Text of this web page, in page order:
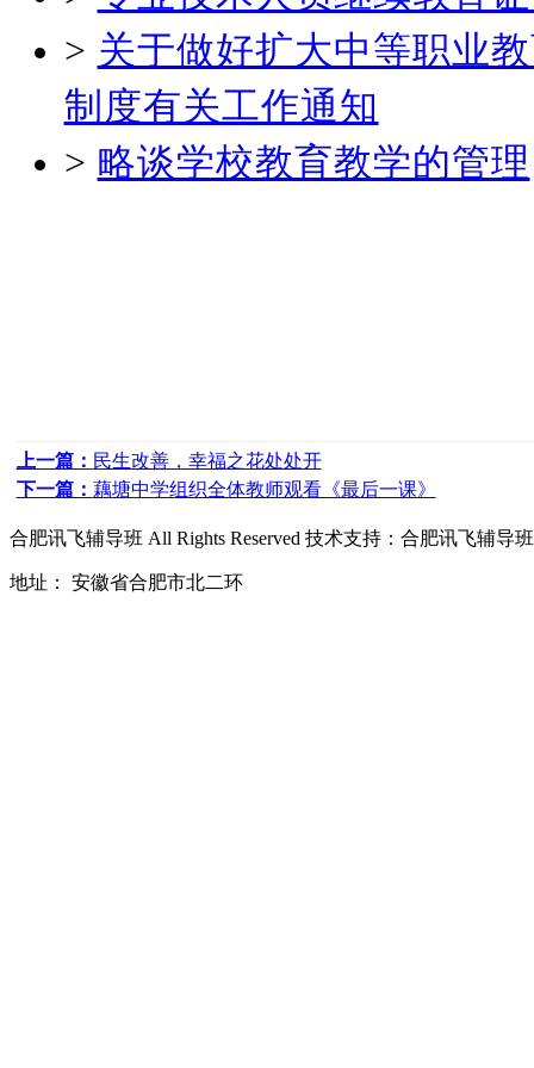
> 关于做好扩大中等职业
制度有关工作通知
> 略谈学校教育教学的管理
上一篇： 民生改善，幸福之花处处开
下一篇： 藕塘中学组织全体教师观看《最后一课》
合肥讯飞辅导班 All Rights Reserved 技术支持： 合肥讯飞辅导班
地址： 安徽省合肥市北二环